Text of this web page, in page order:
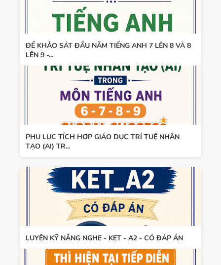
ĐỀ KHẢO SÁT ĐẦU NĂM TIẾNG ANH 7 LÊN 8 VÀ 8
LÊN 9 -...
PHỤ LỤC TÍCH HỢP GIÁO DỤC TRÍ TUỆ NHÂN
TẠO (AI) TR...
LUYỆN KỸ NĂNG NGHE - KET - A2 - CÓ ĐÁP ÁN